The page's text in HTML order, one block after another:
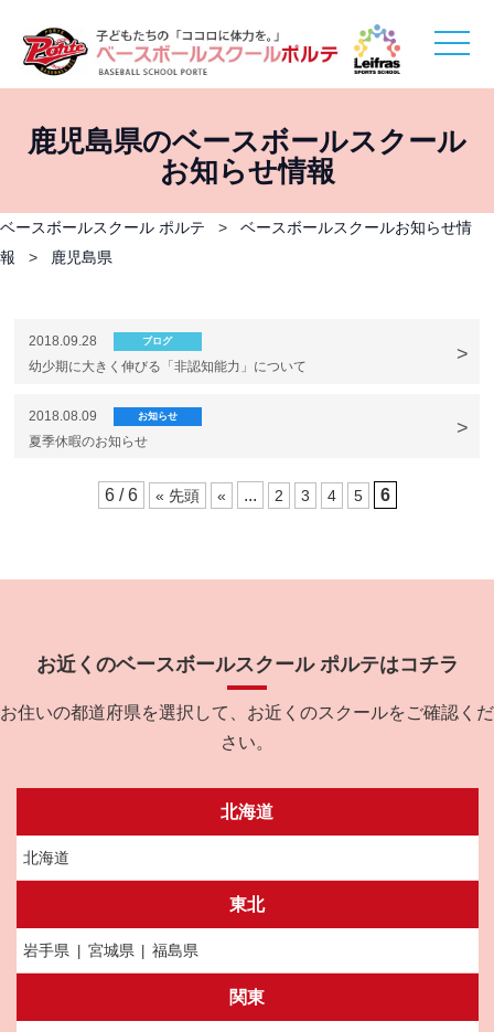
toggle
鹿児島県のベースボールスクール
お知らせ情報
ベースボールスクール ポルテ >
ベースボールスクールお知らせ情
報
> 鹿児島県
2018.09.28 ブログ
幼少期に大きく伸びる「非認知能力」について
2018.08.09 お知らせ
夏季休暇のお知らせ
6 / 6 « 先頭 « ... 2 3 4 5 6
お近くのベースボールスクール ポルテはコチラ
お住いの都道府県を選択して、お近くのスクールをご確認くだ
さい。
北海道
北海道
東北
岩手県 宮城県 福島県
関東